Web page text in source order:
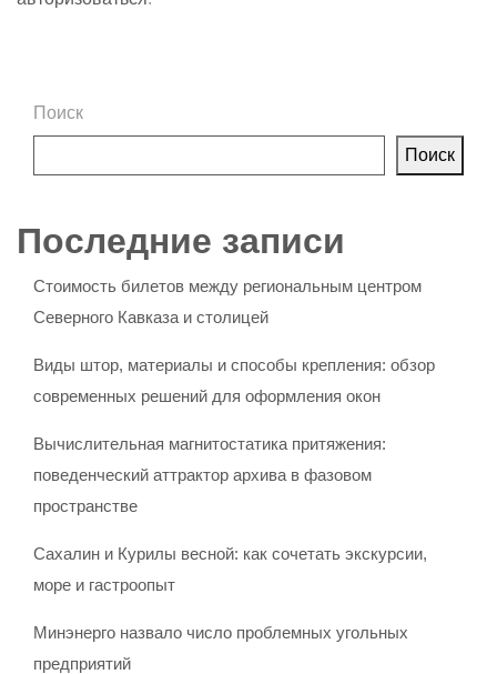
Поиск
Поиск
Последние записи
Стоимость билетов между региональным центром
Северного Кавказа и столицей
Виды штор, материалы и способы крепления: обзор
современных решений для оформления окон
Вычислительная магнитостатика притяжения:
поведенческий аттрактор архива в фазовом
пространстве
Сахалин и Курилы весной: как сочетать экскурсии,
море и гастроопыт
Минэнерго назвало число проблемных угольных
предприятий